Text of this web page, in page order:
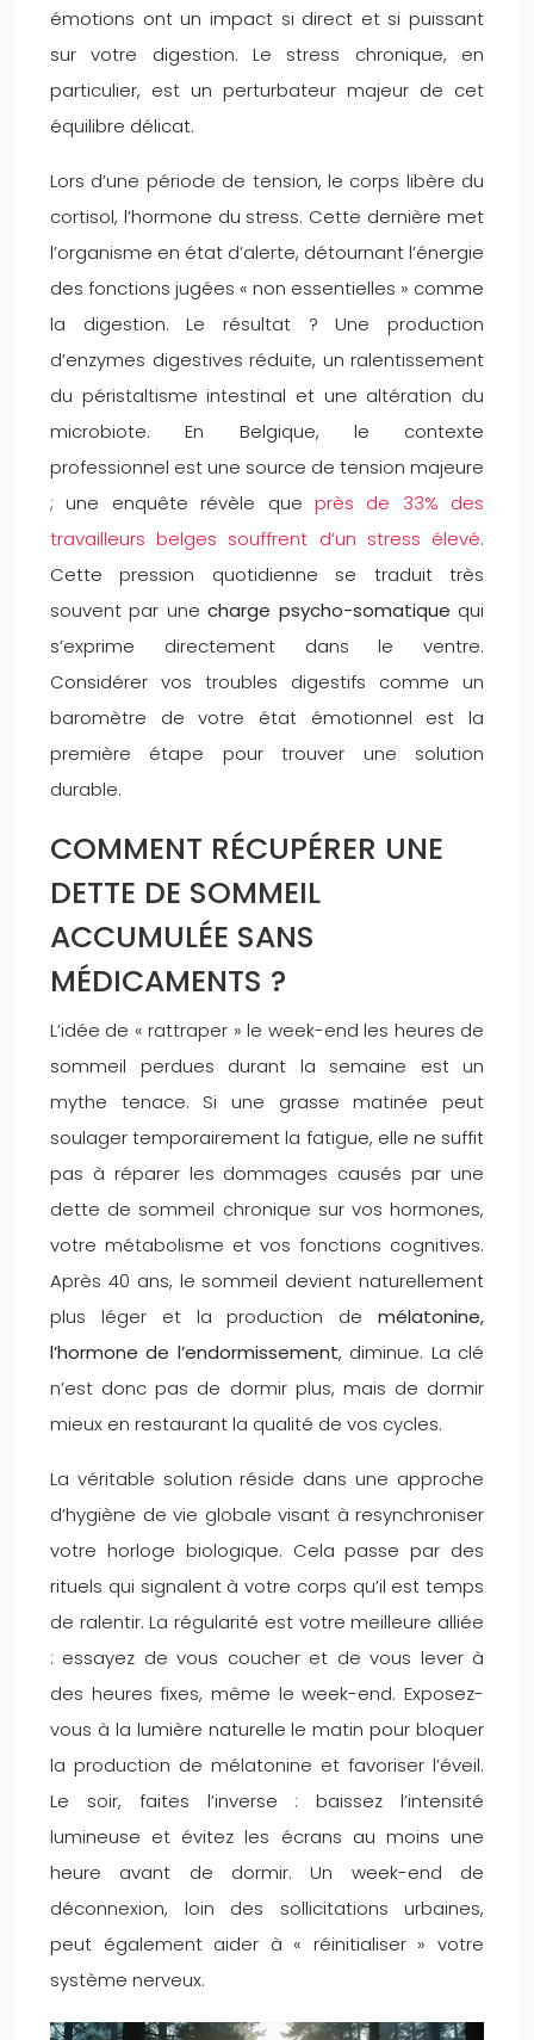
émotions ont un impact si direct et si puissant
sur votre digestion. Le stress chronique, en
particulier, est un perturbateur majeur de cet
équilibre délicat.
Lors d’une période de tension, le corps libère du
cortisol, l’hormone du stress. Cette dernière met
l’organisme en état d’alerte, détournant l’énergie
des fonctions jugées « non essentielles » comme
la digestion. Le résultat ? Une production
d’enzymes digestives réduite, un ralentissement
du péristaltisme intestinal et une altération du
microbiote. En Belgique, le contexte
professionnel est une source de tension majeure
; une enquête révèle que près de 33% des
travailleurs belges souffrent d’un stress élevé.
Cette pression quotidienne se traduit très
souvent par unecharge psycho-somatique qui
s’exprime directement dans le ventre.
Considérer vos troubles digestifs comme un
baromètre de votre état émotionnel est la
première étape pour trouver une solution
durable.
COMMENT RÉCUPÉRER UNE
DETTE DE SOMMEIL
ACCUMULÉE SANS
MÉDICAMENTS ?
L’idée de « rattraper » le week-end les heures de
sommeil perdues durant la semaine est un
mythe tenace. Si une grasse matinée peut
soulager temporairement la fatigue, elle ne suffit
pas à réparer les dommages causés par une
dette de sommeil chronique sur vos hormones,
votre métabolisme et vos fonctions cognitives.
Après 40 ans, le sommeil devient naturellement
plus léger et la production de mélatonine,
l’hormone de l’endormissement, diminue. La clé
n’est donc pas de dormir plus, mais de dormir
mieux en restaurant la qualité de vos cycles.
La véritable solution réside dans une approche
d’hygiène de vie globale visant à resynchroniser
votre horloge biologique. Cela passe par des
rituels qui signalent à votre corps qu’il est temps
de ralentir. La régularité est votre meilleure alliée
: essayez de vous coucher et de vous lever à
des heures fixes, même le week-end. Exposez-
vous à la lumière naturelle le matin pour bloquer
la production de mélatonine et favoriser l’éveil.
Le soir, faites l’inverse : baissez l’intensité
lumineuse et évitez les écrans au moins une
heure avant de dormir. Un week-end de
déconnexion, loin des sollicitations urbaines,
peut également aider à « réinitialiser » votre
système nerveux.